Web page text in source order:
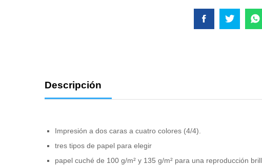
Descripción
Impresión a dos caras a cuatro colores (4/4).
tres tipos de papel para elegir
papel cuché de 100 g/m² y 135 g/m² para una reproducción